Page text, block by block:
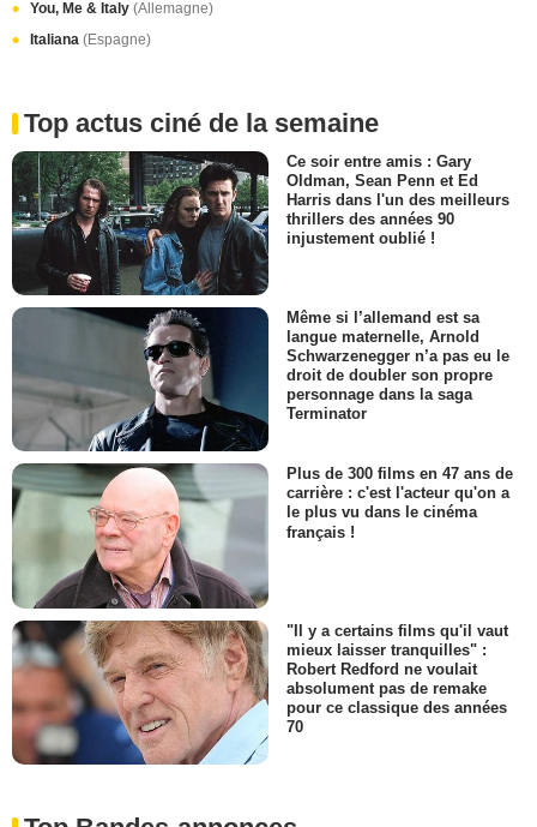
You, Me & Italy (Allemagne)
Italiana (Espagne)
Top actus ciné de la semaine
Ce soir entre amis : Gary
Oldman, Sean Penn et Ed
Harris dans l'un des meilleurs
thrillers des années 90
injustement oublié !
Même si l’allemand est sa
langue maternelle, Arnold
Schwarzenegger n’a pas eu le
droit de doubler son propre
personnage dans la saga
Terminator
Plus de 300 films en 47 ans de
carrière : c'est l'acteur qu'on a
le plus vu dans le cinéma
français !
"Il y a certains films qu'il vaut
mieux laisser tranquilles" :
Robert Redford ne voulait
absolument pas de remake
pour ce classique des années
70